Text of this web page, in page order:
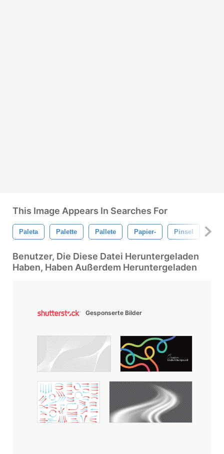
This Image Appears In Searches For
Paleta Palette Pallete Papier- Pinsel
Benutzer, Die Diese Datei Heruntergeladen
Haben, Haben Außerdem Heruntergeladen
Gesponserte Bilder